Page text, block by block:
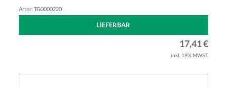
Artnr: TG0000220
LIEFERBAR
17,41 €
inkl. 19% MWST.